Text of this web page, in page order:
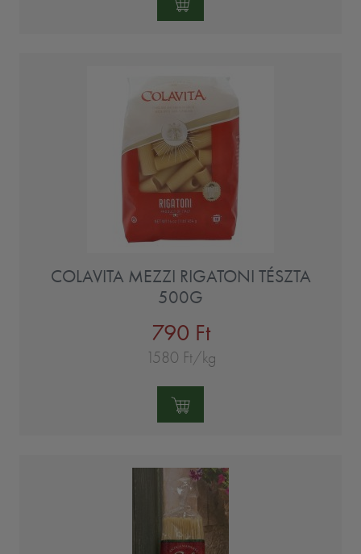
COLAVITA MEZZI RIGATONI TÉSZTA
500G
790 Ft
1580 Ft/kg
Mennyiség: